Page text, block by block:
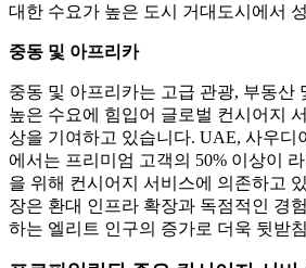
대한 수요가 높은 도시 거대도시에서
중동 및 아프리카
중동 및 아프리카는 고급 관광, 부동산
높은 수요에 힘입어 글로벌 컨시어지
상을 기여하고 있습니다. UAE, 사우디
에서는 프리미엄 고객의 50% 이상이
을 위해 컨시어지 서비스에 의존하고
장은 환대 인프라 확장과 독점적인 경
하는 엘리트 인구의 증가로 더욱 뒷받